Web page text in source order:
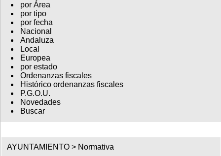
por Área
por tipo
por fecha
Nacional
Andaluza
Local
Europea
por estado
Ordenanzas fiscales
Histórico ordenanzas fiscales
P.G.O.U.
Novedades
Buscar
AYUNTAMIENTO > Normativa